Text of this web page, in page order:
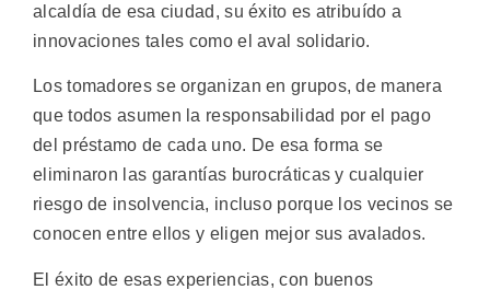
alcaldía de esa ciudad, su éxito es atribuído a
innovaciones tales como el aval solidario.
Los tomadores se organizan en grupos, de manera
que todos asumen la responsabilidad por el pago
del préstamo de cada uno. De esa forma se
eliminaron las garantías burocráticas y cualquier
riesgo de insolvencia, incluso porque los vecinos se
conocen entre ellos y eligen mejor sus avalados.
El éxito de esas experiencias, con buenos